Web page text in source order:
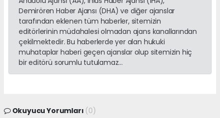
Demirören Haber Ajansı (DHA) ve diğer ajanslar
tarafından eklenen tüm haberler, sitemizin
editörlerinin müdahalesi olmadan ajans kanallarından
çekilmektedir. Bu haberlerde yer alan hukuki
muhataplar haberi geçen ajanslar olup sitemizin hiç
bir editörü sorumlu tutulamaz...
Okuyucu Yorumları (0)